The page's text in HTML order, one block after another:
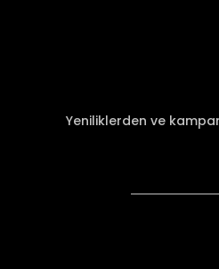
Yeniliklerden ve